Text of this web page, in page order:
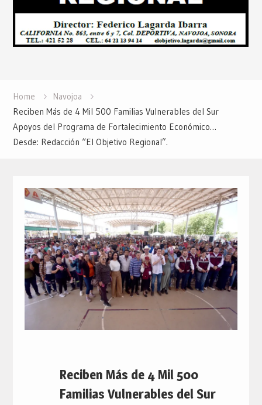
Home
Navojoa
Reciben Más de 4 Mil 500 Familias Vulnerables del Sur
Apoyos del Programa de Fortalecimiento Económico…
Desde: Redacción “El Objetivo Regional”.
Reciben Más de 4 Mil 500
Familias Vulnerables del Sur